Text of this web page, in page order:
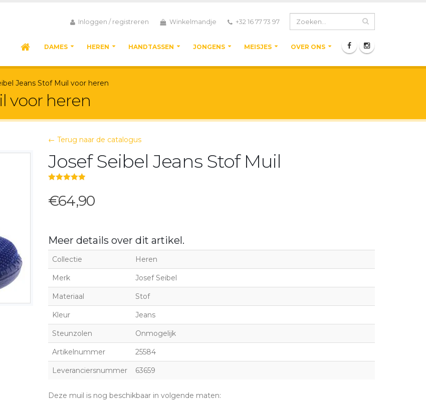
Inloggen / registreren Winkelmandje +32 16 77 73 97
DAMES HEREN HANDTASSEN JONGENS MEISJES OVER ONS
Jeans Stof Muil voor heren
voor heren
← Terug naar de catalogus
Josef Seibel Jeans Stof Muil
€64,90
Meer details over dit artikel.
Collectie Heren
Merk Josef Seibel
Materiaal Stof
Kleur Jeans
Steunzolen Onmogelijk
Artikelnummer 25584
Leveranciersnummer 63659
Deze muil is nog beschikbaar in volgende maten: